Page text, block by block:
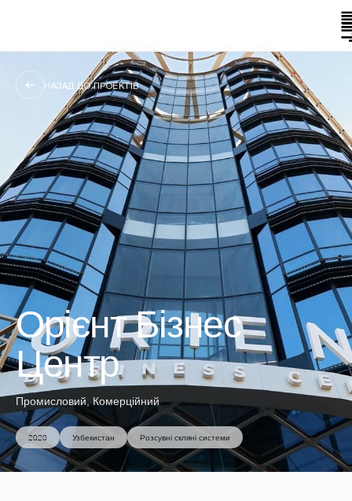
НАЗАД ДО ПРОЕКТІВ
Орієнт Бізнес
Центр
Промисловий, Комерційний
2020 Узбекистан Розсувні скляні системи